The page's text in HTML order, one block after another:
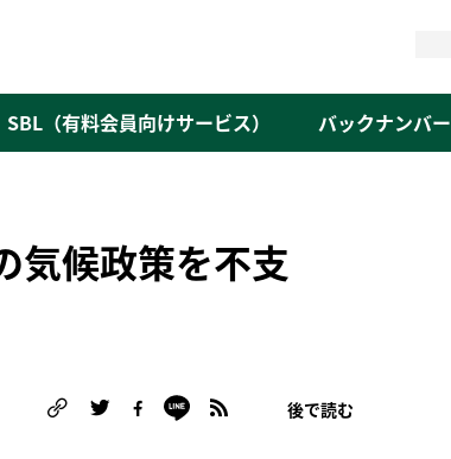
SBL（有料会員向けサービス） バックナンバー
気候政策を不支
後で読む